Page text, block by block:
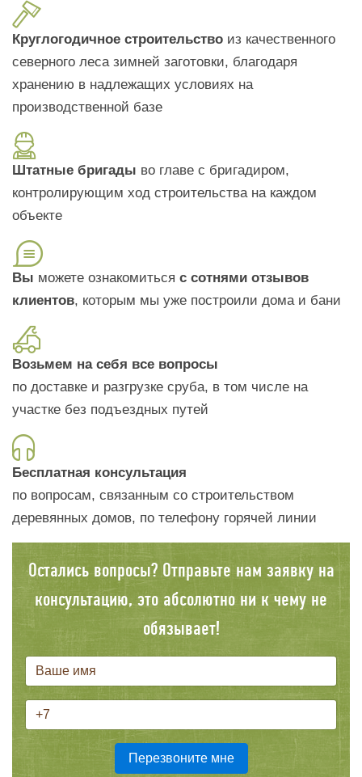
Круглогодичное строительство из качественного
северного леса зимней заготовки, благодаря
хранению в надлежащих условиях на
производственной базе
Штатные бригады во главе с бригадиром,
контролирующим ход строительства на каждом
объекте
Вы можете ознакомиться с сотнями отзывов
клиентов, которым мы уже построили дома и бани
Возьмем на себя все вопросы
по доставке и разгрузке сруба, в том числе на
участке без подъездных путей
Бесплатная консультация
по вопросам, связанным со строительством
деревянных домов, по телефону горячей линии
Остались вопросы? Отправьте нам заявку на
консультацию, это абсолютно ни к чему не
обязывает!